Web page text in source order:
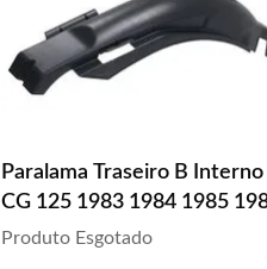
Paralama Traseiro B Interno
CG 125 1983 1984 1985
1987 1988 Preto
Produto Esgotado